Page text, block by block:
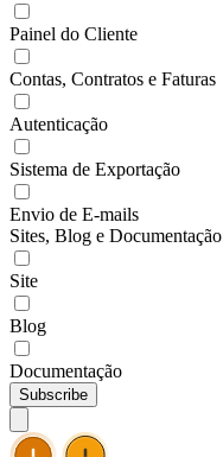
Painel do Cliente
Contas, Contratos e Faturas
Autenticação
Sistema de Exportação
Envio de E-mails
Sites, Blog e Documentação
Site
Blog
Documentação
Subscribe